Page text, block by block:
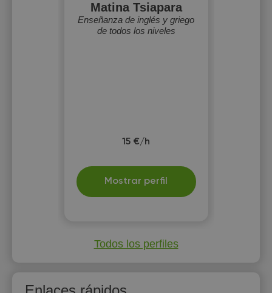
Matina Tsiapara
Enseñanza de inglés y griego
de todos los niveles
15 €/h
Mostrar perfil
Todos los perfiles